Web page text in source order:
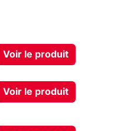
Voir le produit
Voir le produit